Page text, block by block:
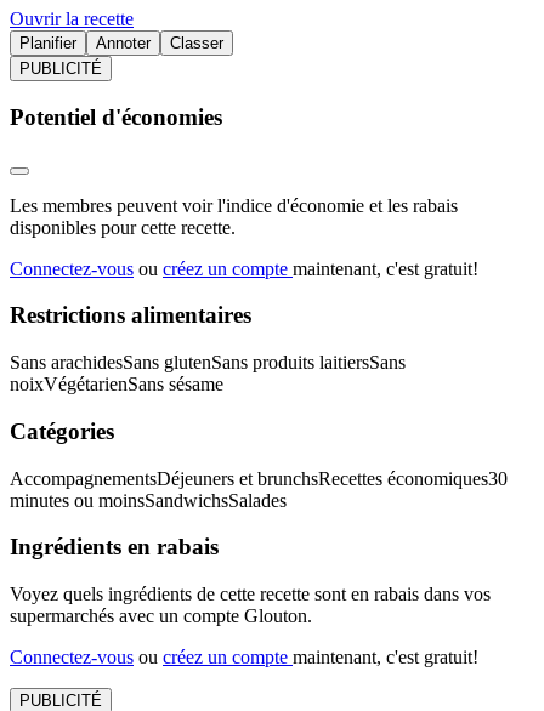
Ouvrir la recette
Planifier Annoter
Classer
PUBLICITÉ
Potentiel d'économies
Les membres peuvent voir l'indice d'économie et les rabais
disponibles pour cette recette.
Connectez-vous ou créez un compte maintenant, c'est gratuit!
Restrictions alimentaires
Sans arachidesSans glutenSans produits laitiersSans
noixVégétarienSans sésame
Catégories
AccompagnementsDéjeuners et brunchsRecettes économiques30
minutes ou moinsSandwichsSalades
Ingrédients en rabais
Voyez quels ingrédients de cette recette sont en rabais dans vos
supermarchés avec un compte Glouton.
Connectez-vous ou créez un compte maintenant, c'est gratuit!
PUBLICITÉ